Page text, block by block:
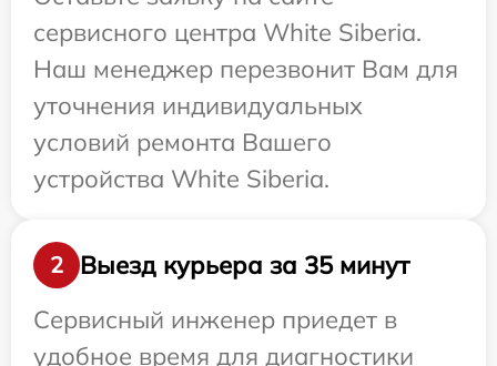
сервисного центра White Siberia.
Наш менеджер перезвонит Вам для
уточнения индивидуальных
условий ремонта Вашего
устройства White Siberia.
2
Выезд курьера за 35 минут
Сервисный инженер приедет в
удобное время для диагностики